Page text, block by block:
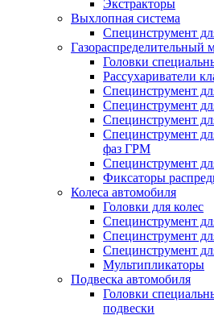
Экстракторы
Выхлопная система
Специнструмент
Газораспределительный
Головки
Рассухариватели
Специнструмент
Специнструмент
Специнструмент
Специнструмент
фаз ГРМ
Специнструмент
Фиксаторы
Колеса автомобиля
Головки для колес
Специнструмент
Специнструмент
Специнструмент
Мультипликаторы
Подвеска автомобиля
Головки
подвески